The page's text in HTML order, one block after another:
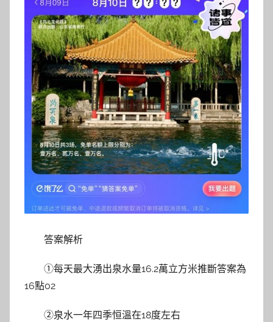
答案解析
①每天最大湧出泉水量16.2萬立方米推斷答案為
16點02
②泉水一年四季恒溫在18度左右